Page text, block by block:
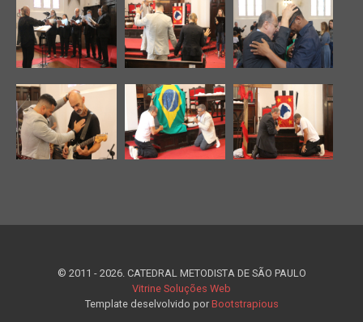
© 2011 - 2026. CATEDRAL METODISTA DE SÃO PAULO
Vitrine Soluções Web
Template deselvolvido por Bootstrapious